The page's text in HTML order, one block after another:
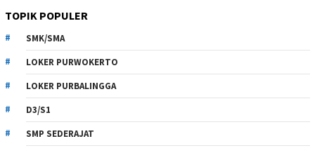
TOPIK POPULER
SMK/SMA
LOKER PURWOKERTO
LOKER PURBALINGGA
D3/S1
SMP SEDERAJAT